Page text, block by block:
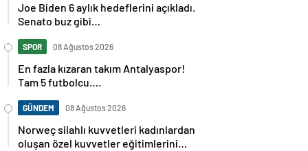
Joe Biden 6 aylık hedeflerini açıkladı.
Senato buz gibi…
SPOR 08 Ağustos 2026
En fazla kızaran takım Antalyaspor!
Tam 5 futbolcu….
GÜNDEM 08 Ağustos 2026
Norweç silahlı kuvvetleri kadınlardan
oluşan özel kuvvetler eğitimlerini